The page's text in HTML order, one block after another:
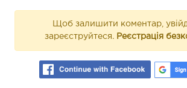
Щоб залишити коментар,
зареєструйтеся. Реєстрація